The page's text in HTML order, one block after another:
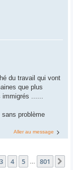
du travail qui vont
que plus
......
problème
Aller au message
801
3 4 5 801